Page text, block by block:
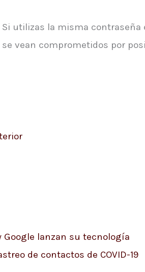
Si utilizas la misma contraseña
se vean comprometidos por